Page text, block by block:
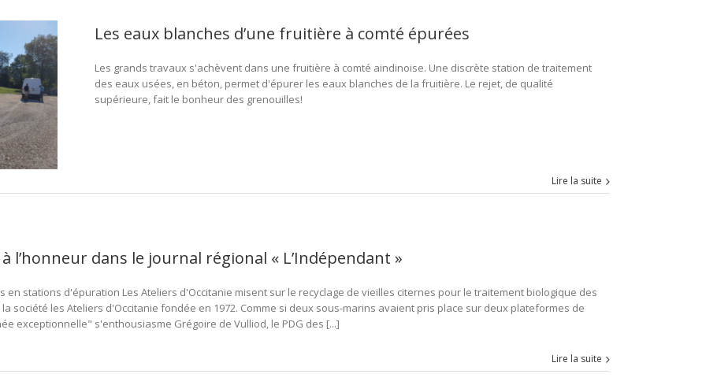
Les eaux blanches d’une fruitière à comté épurées
Les grands travaux s'achèvent dans une fruitière à comté aindinoise. Une discrète station de traitement
des eaux usées, en béton, permet d'épurer les eaux blanches de la fruitière. Le rejet, de qualité
supérieure, fait le bonheur des grenouilles!
Lire la suite
à l’honneur dans le journal régional « L’Indépendant »
en stations d'épuration Les Ateliers d'Occitanie misent sur le recyclage de vieilles citernes pour le traitement biologique des
société les Ateliers d'Occitanie fondée en 1972. Comme si deux sous-marins avaient pris place sur deux plateformes de
exceptionnelle" s'enthousiasme Grégoire de Vulliod, le PDG des [...]
Lire la suite